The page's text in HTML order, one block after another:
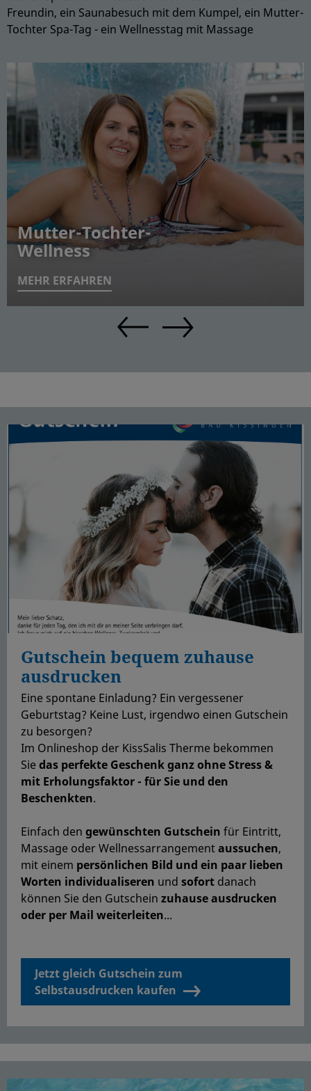
Freundin, ein Saunabesuch mit dem Kumpel, ein Mutter-
Tochter Spa-Tag - ein Wellnesstag mit Massage
Spa-Tag mit der Mädels-
Clique
MEHR ERFAHREN
After-Work-Relaxen unter
Männern
MEHR ERFAHREN
Mutter-Tochter-
Wellness
MEHR ERFAHREN
Verwöhntag mit dem
Partner
MEHR ERFAHREN
Gutschein bequem zuhause
ausdrucken
Eine spontane Einladung? Ein vergessener
Geburtstag? Keine Lust, irgendwo einen Gutschein
zu besorgen?
Im Onlineshop der KissSalis Therme bekommen
Siedas perfekte Geschenkganz ohne Stress &
mit Erholungsfaktor - für Sie und den
Beschenkten.
Einfach den gewünschten Gutschein für Eintritt,
Massage oder Wellnessarrangementaussuchen,
mit einem persönlichen Bild und ein paar lieben
Worten individualiseren und sofort danach
können Sie den Gutschein zuhause ausdrucken
oder per Mail weiterleiten...
Jetzt gleich Gutschein zum
Selbstausdrucken kaufen